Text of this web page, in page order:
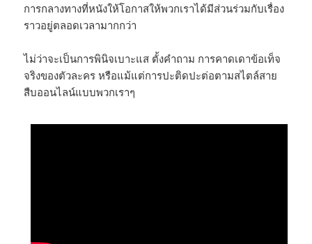
การกลางทางที่หนังให้โอกาสให้พวกเราได้มีส่วนร่วมกับเรื่อง
ราวอยู่ตลอดเวลามากกว่า
ไม่ว่าจะเป็นการพินิจเบาะแส ตั้งคำถาม การคาดเดาข้อเท็จ
จริงของตัวละคร หรือแม้แต่การปะติดปะต่อตามสไตล์สาย
สืบออนไลน์แบบพวกเราๆ